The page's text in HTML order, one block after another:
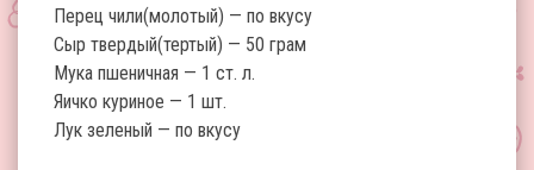
Перец чили(молотый) — по вкусу
Сыр твeрдый(тертый) — 50 грам
Мукa пшеничная — 1 ст. л.
Яичко куриное — 1 шт.
Лук зелeный — по вкусу